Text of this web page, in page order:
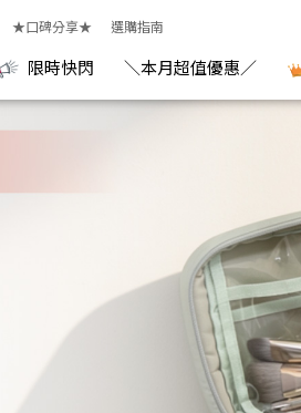
★口碑分享★ 選購指南
限時快閃 ＼本月超值優惠／